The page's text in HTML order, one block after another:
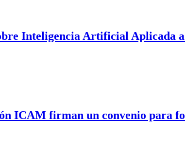
Inteligencia Artificial Aplicada
ICAM firman un convenio para